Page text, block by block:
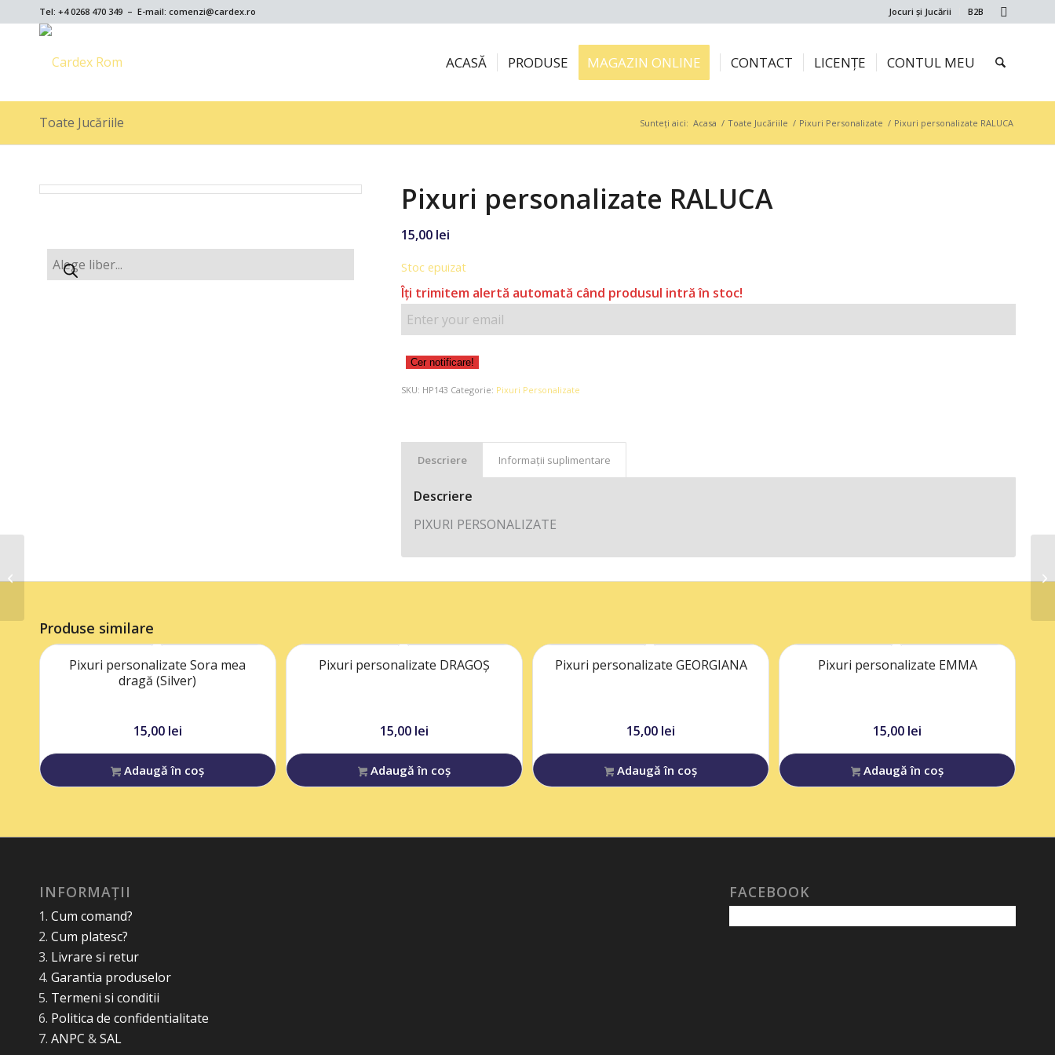
Jocuri și Jucării B2B
Tel: +4 0268 470 349 – E-mail: comenzi@cardex.ro
ACASĂ PRODUSE MAGAZIN ONLINE CONTACT LICENȚE CONTUL MEU
Toate Jucăriile Sunteți aici: Acasa / Toate Jucăriile / Pixuri Personalizate / Pixuri personalizate RALUCA
Pixuri personalizate RALUCA
15,00 lei
Stoc epuizat
Îţi trimitem alertă automată când produsul intră în stoc!
Cer notificare!
SKU: HP143 Categorie: Pixuri Personalizate
Descriere Informații suplimentare
Descriere
PIXURI PERSONALIZATE
Produse similare
Pixuri personalizate Sora mea
dragă (Silver)
15,00 lei
Adaugă în coș
Pixuri personalizate DRAGOȘ
15,00 lei
Adaugă în coș
Pixuri personalizate GEORGIANA
15,00 lei
Adaugă în coș
Pixuri personalizate EMMA
15,00 lei
Adaugă în coș
INFORMAȚII
Cum comand?
Cum platesc?
Livrare si retur
Garantia produselor
Termeni si conditii
Politica de confidentialitate
ANPC &SAL
FACEBOOK